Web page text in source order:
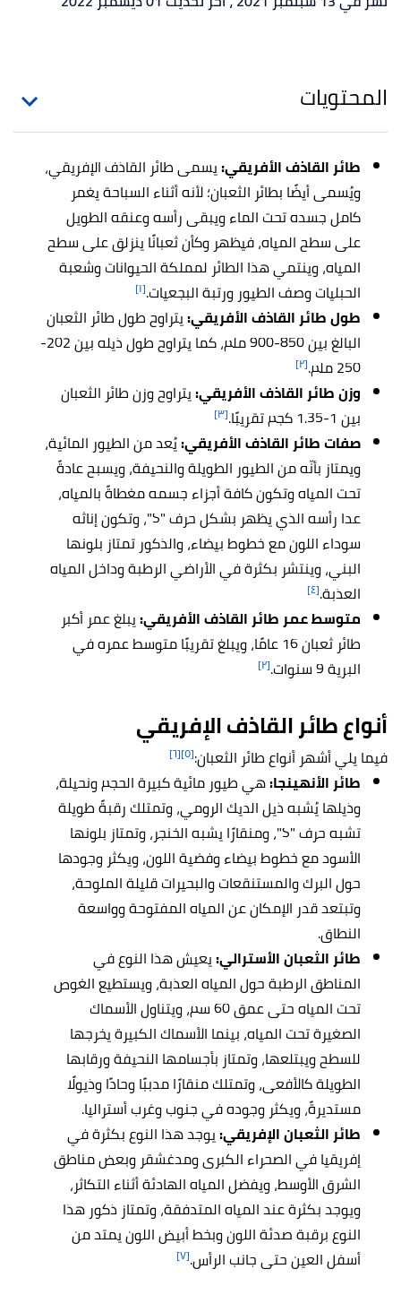
المحتويات
طائر القاذف الأفريقي:يسمىطائر القاذف الإفريقي،
ويُسمى أيضًا بطائر الثعبان؛ لأنه أثناء السباحة يغمر
كامل جسده تحت الماء ويبقى رأسه وعنقه الطويل
على سطح المياه، فيظهر وكأن ثعبانًا ينزلق على سطح
المياه، وينتمي هذا الطائر لمملكة الحيوانات وشعبة
الحبليات وصف الطيور ورتبة البجعيات.[١]
طول طائر القاذف الأفريقي:يتراوح طول طائر الثعبان
البالغ بين 850-900 ملم، كما يتراوح طول ذيله بين 202-
250 ملم.
[٢]
وزن طائر القاذف الأفريقي:يتراوح وزن طائر الثعبان
بين 1-1.35 كجم تقريبًا.
[٣]
صفات طائر القاذف الأفريقي:يُعد من الطيور المائية،
ويمتاز بأنّه من الطيور الطويلة والنحيفة، ويسبح عادةً
تحت المياه وتكون كافة أجزاء جسمه مغطاةً بالمياه،
عدا رأسه الذي يظهر بشكل حرف "S"، وتكون إناثه
سوداء اللون مع خطوط بيضاء، والذكور تمتاز بلونها
البني، وينتشر بكثرة في الأراضي الرطبة وداخل المياه
العذبة.[٤]
متوسط عمر طائر القاذف الأفريقي:يبلغ عمر أكبر
طائر ثعبان 16 عامًا، ويبلغ تقريبًا متوسط عمره في
البرية 9 سنوات.
[٢]
أنواع طائر القاذف الإفريقي
فيما يلي أشهر أنواع طائر الثعبان:[٥] [٦]
طائر الأنهينجا:هي طيور مائية كبيرة الحجم ونحيلة،
وذيلها يُشبه ذيل الديك الرومي، وتمتلك رقبةً طويلة
تشبه حرف "S"، ومنقارًا يشبه الخنجر، وتمتاز بلونها
الأسود مع خطوط بيضاء وفضية اللون، ويكثر وجودها
حول البرك والمستنقعات والبحيرات قليلة الملوحة،
وتبتعد قدر الإمكان عن المياه المفتوحة وواسعة
النطاق.
طائر الثعبان الأسترالي:يعيش هذا النوع في
المناطق الرطبة حول المياه العذبة، ويستطيع الغوص
تحت المياه حتى عمق 60 سم، ويتناول الأسماك
الصغيرة تحت المياه، بينما الأسماك الكبيرة يخرجها
للسطح ويبتلعها، وتمتاز بأجسامها النحيفة ورقابها
الطويلة كالأفعى، وتمتلك منقارًا مدببًا وحادًا وذيولًا
مستديرةً، ويكثر وجوده في جنوب وغرب أستراليا.
طائر الثعبان الإفريقي:يوجد هذا النوع بكثرة في
إفريقيا في الصحراء الكبرى ومدغشقر وبعض مناطق
الشرق الأوسط، ويفضل المياه الهادئة أثناء التكاثر،
ويوجد بكثرة عند المياه المتدفقة، وتمتاز ذكور هذا
النوع برقبة صدئة اللون وبخط أبيض اللون يمتد من
أسفل العين حتى جانب الرأس.[٧]